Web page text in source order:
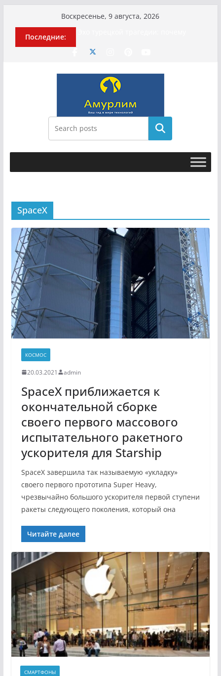
содержимому
Воскресенье, 9 августа, 2026
Последние:
МотоТани?
приговорили к четырём годам
Илью Ремесло задержали по делу о
фейках о российской армии
Новые криминальные хроники
связали Диану Шурыгину и Настю
История о том, как «Пухососы»
улетели к чужому дяде
Поиск
SpaceX
КОСМОС
20.03.2021 admin
SpaceX приближается к
окончательной сборке
своего первого массового
испытательного ракетного
ускорителя для Starship
SpaceX завершила так называемую «укладку»
своего первого прототипа Super Heavy,
чрезвычайно большого ускорителя первой ступени
ракеты следующего поколения, который она
Читайте далее
СМАРТФОНЫ